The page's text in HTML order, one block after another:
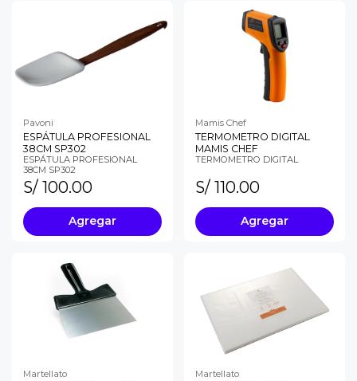
Pavoni
ESPÁTULA PROFESIONAL
38CM SP302
ESPÁTULA PROFESIONAL
38CM SP302
S/ 100.00
Agregar
Mamis Chef
TERMOMETRO DIGITAL
MAMIS CHEF
TERMOMETRO DIGITAL
S/ 110.00
Agregar
Martellato Martellato